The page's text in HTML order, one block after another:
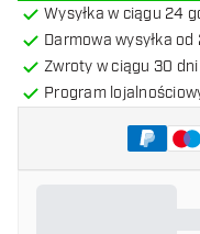
Wysyłka w ciągu 24
Darmowa wysyłka od
Zwroty w ciągu 30 dni
Program